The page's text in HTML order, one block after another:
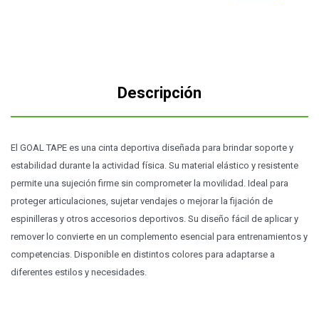
Descripción
El GOAL TAPE es una cinta deportiva diseñada para brindar soporte y
estabilidad durante la actividad física. Su material elástico y resistente
permite una sujeción firme sin comprometer la movilidad. Ideal para
proteger articulaciones, sujetar vendajes o mejorar la fijación de
espinilleras y otros accesorios deportivos. Su diseño fácil de aplicar y
remover lo convierte en un complemento esencial para entrenamientos y
competencias. Disponible en distintos colores para adaptarse a
diferentes estilos y necesidades.